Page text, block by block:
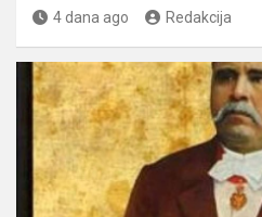
4 dana ago Redakcija